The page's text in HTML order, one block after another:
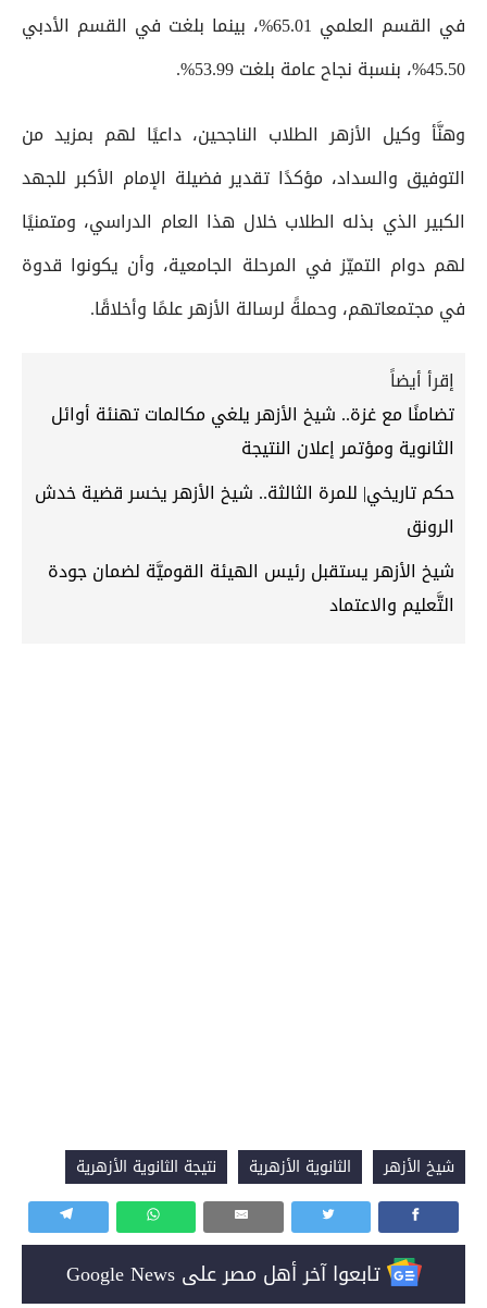
في القسم العلمي 65.01%، بينما بلغت في القسم الأدبي
45.50%، بنسبة نجاح عامة بلغت 53.99%.
وهنَّأ وكيل الأزهر الطلاب الناجحين، داعيًا لهم بمزيد من
التوفيق والسداد، مؤكدًا تقدير فضيلة الإمام الأكبر للجهد
الكبير الذي بذله الطلاب خلال هذا العام الدراسي، ومتمنيًا
لهم دوام التميّز في المرحلة الجامعية، وأن يكونوا قدوة
في مجتمعاتهم، وحملةً لرسالة الأزهر علمًا وأخلاقًا.
إقرأ أيضاً
تضامنًا مع غزة.. شيخ الأزهر يلغي مكالمات تهنئة أوائل
الثانوية ومؤتمر إعلان النتيجة
حكم تاريخي| للمرة الثالثة.. شيخ الأزهر يخسر قضية خدش
الرونق
شيخ الأزهر يستقبل رئيس الهيئة القوميَّة لضمان جودة
التَّعليم والاعتماد
شيخ الأزهر الثانوية الأزهرية نتيجة الثانوية الأزهرية
تابعوا آخر أهل مصر على Google News